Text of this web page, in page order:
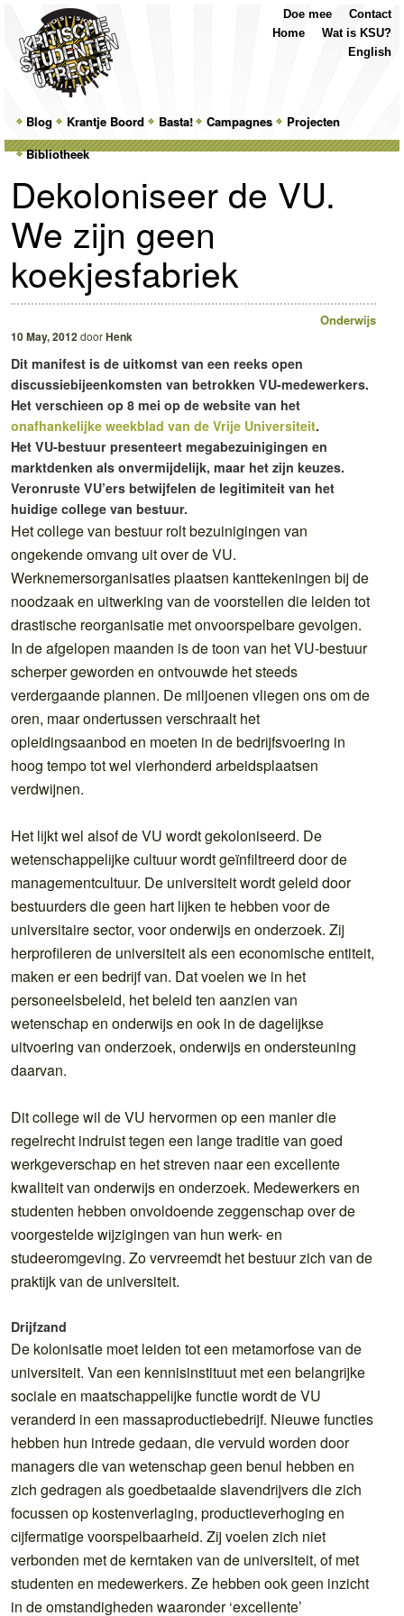
MainSkip
to
primary
content
Skip
to
secondary
content
Blog Krantje Boord Basta! Campagnes
Projecten
Bibliotheek
Contact
Doe mee
Wat is KSU?
Home
English
Dekoloniseer de VU.
We zijn geen
koekjesfabriek
Onderwijs
10 May, 2012doorHenk
Dit manifest is de uitkomst van een reeks open
discussiebijeenkomsten van betrokken VU-medewerkers.
Het verschieen op 8 mei op de website van het
onafhankelijke weekblad van de Vrije Universiteit.
Het VU-bestuur presenteert megabezuinigingen en
marktdenken als onvermijdelijk, maar het zijn keuzes.
Veronruste VU’ers betwijfelen de legitimiteit van het
huidige college van bestuur.
Het college van bestuur rolt bezuinigingen van
ongekende omvang uit over de VU.
Werknemersorganisaties plaatsen kanttekeningen bij de
noodzaak en uitwerking van de voorstellen die leiden tot
drastische reorganisatie met onvoorspelbare gevolgen.
In de afgelopen maanden is de toon van het VU-bestuur
scherper geworden en ontvouwde het steeds
verdergaande plannen. De miljoenen vliegen ons om de
oren, maar ondertussen verschraalt het
opleidingsaanbod en moeten in de bedrijfsvoering in
hoog tempo tot wel vierhonderd arbeidsplaatsen
verdwijnen.
Het lijkt wel alsof de VU wordt gekoloniseerd. De
wetenschappelijke cultuur wordt geïnfiltreerd door de
managementcultuur. De universiteit wordt geleid door
bestuurders die geen hart lijken te hebben voor de
universitaire sector, voor onderwijs en onderzoek. Zij
herprofileren de universiteit als een economische entiteit,
maken er een bedrijf van. Dat voelen we in het
personeelsbeleid, het beleid ten aanzien van
wetenschap en onderwijs en ook in de dagelijkse
uitvoering van onderzoek, onderwijs en ondersteuning
daarvan.
Dit college wil de VU hervormen op een manier die
regelrecht indruist tegen een lange traditie van goed
werkgeverschap en het streven naar een excellente
kwaliteit van onderwijs en onderzoek. Medewerkers en
studenten hebben onvoldoende zeggenschap over de
voorgestelde wijzigingen van hun werk- en
studeeromgeving. Zo vervreemdt het bestuur zich van de
praktijk van de universiteit.
Drijfzand
De kolonisatie moet leiden tot een metamorfose van de
universiteit. Van een kennisinstituut met een belangrijke
sociale en maatschappelijke functie wordt de VU
veranderd in een massaproductiebedrijf. Nieuwe functies
hebben hun intrede gedaan, die vervuld worden door
managers die van wetenschap geen benul hebben en
zich gedragen als goedbetaalde slavendrijvers die zich
focussen op kostenverlaging, productieverhoging en
cijfermatige voorspelbaarheid. Zij voelen zich niet
verbonden met de kerntaken van de universiteit, of met
studenten en medewerkers. Ze hebben ook geen inzicht
in de omstandigheden waaronder ‘excellente’